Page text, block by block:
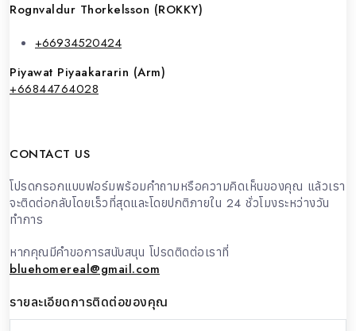
Rognvaldur Thorkelsson (ROKKY)
+66934520424
Piyawat Piyaakararin (Arm)
+66844764028
CONTACT US
โปรดกรอกแบบฟอร์มพร้อมคำถามหรือความคิดเห็นของคุณ แล้วเรา
จะติดต่อกลับโดยเร็วที่สุดและโดยปกติภายใน 24 ชั่วโมงระหว่างวัน
ทำการ
หากคุณมีคำขอการสนับสนุน โปรดติดต่อเราที่
bluehomereal@gmail.com
รายละเอียดการติดต่อของคุณ